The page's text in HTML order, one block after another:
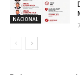
NACIONAL